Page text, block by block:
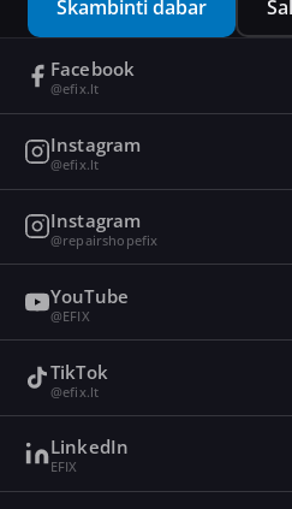
Skambinti dabar
Facebook
@efix.lt
Instagram
@efix.lt
Instagram
@repairshopefix
YouTube
@EFIX
TikTok
@efix.lt
LinkedIn
EFIX